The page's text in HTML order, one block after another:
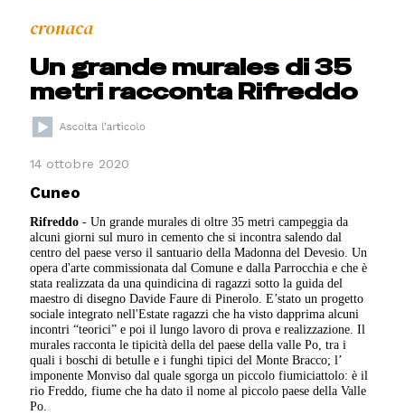
cronaca
Un grande murales di 35
metri racconta Rifreddo
14 ottobre 2020
Cuneo
Rifreddo - Un grande murales di oltre 35 metri campeggia da
alcuni giorni sul muro in cemento che si incontra salendo dal
centro del paese verso il santuario della Madonna del Devesio. Un
opera d'arte commissionata dal Comune e dalla Parrocchia e che è
stata realizzata da una quindicina di ragazzi sotto la guida del
maestro di disegno Davide Faure di Pinerolo. E’stato un progetto
sociale integrato nell'Estate ragazzi che ha visto dapprima alcuni
incontri “teorici” e poi il lungo lavoro di prova e realizzazione. Il
murales racconta le tipicità della del paese della valle Po, tra i
quali i boschi di betulle e i funghi tipici del Monte Bracco; l’
imponente Monviso dal quale sgorga un piccolo fiumiciattolo: è il
rio Freddo, fiume che ha dato il nome al piccolo paese della Valle
Po.